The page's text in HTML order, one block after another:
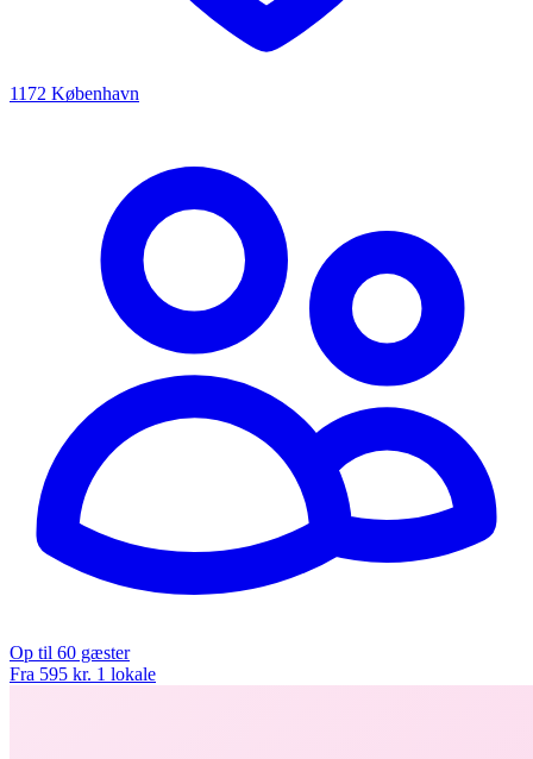
1172 København
Op til 60 gæster
Fra 595 kr. 1 lokale